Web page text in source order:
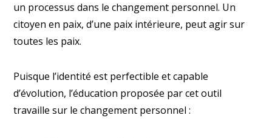
un processus dans le changement personnel. Un
citoyen en paix, d’une paix intérieure, peut agir sur
toutes les paix.
Puisque l’identité est perfectible et capable
d’évolution, l’éducation proposée par cet outil
travaille sur le changement personnel :